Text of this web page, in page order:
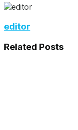
editor
Related Posts